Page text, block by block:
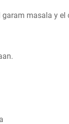
garam masala y